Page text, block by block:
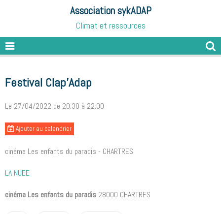
Association sykADAP
Climat et ressources
Festival Clap'Adap
Le 27/04/2022 de 20:30 à 22:00
Ajouter au calendrier
cinéma Les enfants du paradis - CHARTRES
LA NUEE
cinéma Les enfants du paradis 28000 CHARTRES